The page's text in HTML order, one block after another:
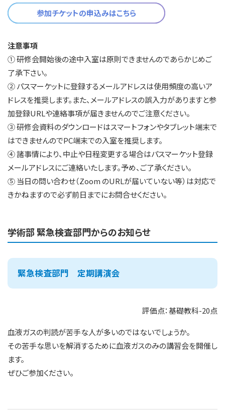
参加チケットの申込みはこちら
注意事項
① 研修会開始後の途中入室は原則できませんのであらかじめご
了承下さい。
② パスマーケットに登録するメールアドレスは使用頻度の高いア
ドレスを推奨します。また、メールアドレスの誤入力がありますと参
加登録URLや連絡事項が届きませんのでご注意ください。
③ 研修会資料のダウンロードはスマートフォンやタブレット端末で
はできませんのでPC端末での入室を推奨します。
④ 諸事情により、中止や日程変更する場合はパスマーケット登録
メールアドレスにご連絡いたします。予め、ご了承ください。
⑤ 当日の問い合わせ（Zoom のURLが届いていない等）は対応で
きかねますので必ず前日までにお問合せください。
学術部 緊急検査部門からのお知らせ
緊急検査部門 定期講演会
評価点：基礎教科-20点
血液ガスの判読が苦手な人が多いのではないでしょうか。
その苦手な思いを解消するために血液ガスのみの講習会を開催し
ます。
ぜひご参加ください。